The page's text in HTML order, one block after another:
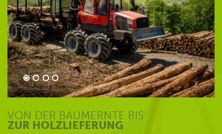
VON DER BAUMERNTE BIS
ZUR HOLZLIEFERUNG